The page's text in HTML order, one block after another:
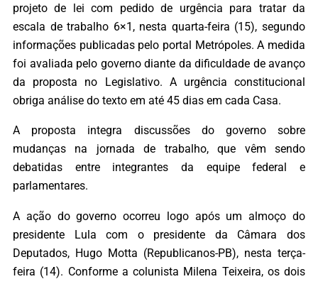
projeto de lei com pedido de urgência para tratar da
escala de trabalho 6×1, nesta quarta-feira (15), segundo
informações publicadas pelo portal Metrópoles. A medida
foi avaliada pelo governo diante da dificuldade de avanço
da proposta no Legislativo. A urgência constitucional
obriga análise do texto em até 45 dias em cada Casa.
A proposta integra discussões do governo sobre
mudanças na jornada de trabalho, que vêm sendo
debatidas entre integrantes da equipe federal e
parlamentares.
A ação do governo ocorreu logo após um almoço do
presidente Lula com o presidente da Câmara dos
Deputados, Hugo Motta (Republicanos-PB), nesta terça-
feira (14). Conforme a colunista Milena Teixeira, os dois